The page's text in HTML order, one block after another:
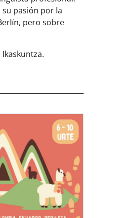
pasión por la
pero sobre